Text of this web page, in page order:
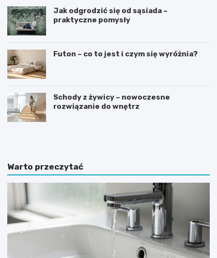
Jak odgrodzić się od sąsiada –
praktyczne pomysły
Futon – co to jest i czym się wyróżnia?
Schody z żywicy – nowoczesne
rozwiązanie do wnętrz
J
p
ł
y
i
g
J
b
r
a
d
e
a
Warto przeczytać